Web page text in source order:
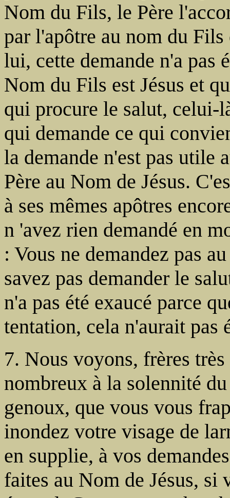
Nom du Fils, le Père
par l'apôtre au nom du Fils
lui, cette demande n'a pas
Nom du Fils est Jésus et
qui procure le salut, celui-
qui demande ce qui
la demande n'est pas utile
Père au Nom de Jésus.
à ses mêmes apôtres
n 'avez rien demandé en
: Vous ne demandez pas
savez pas demander le
n'a pas été exaucé parce
tentation, cela n'aurait pas
7. Nous voyons, frères
nombreux à la solennité
genoux, que vous vous
inondez votre visage de
en supplie, à vos
faites au Nom de Jésus, si